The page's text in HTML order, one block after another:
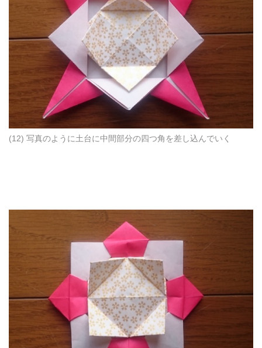
(12) 写真のように土台に中間部分の四つ角を差し込んでいく